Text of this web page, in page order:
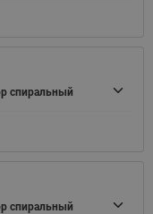
спиральный
спиральный